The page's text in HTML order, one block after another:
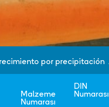
por precipitación
Malzeme
Numarası
DIN
Numarası